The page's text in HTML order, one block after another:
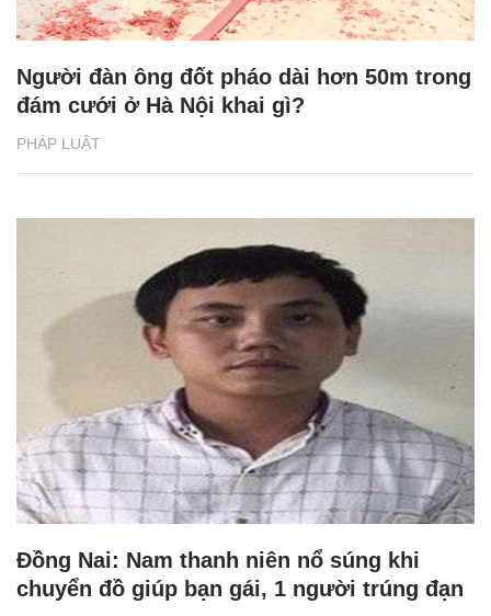
PHÁP LUẬT
Người đàn ông đốt pháo dài hơn 50m trong
đám cưới ở Hà Nội khai gì?
Đồng Nai: Nam thanh niên nổ súng khi
chuyển đồ giúp bạn gái, 1 người trúng đạn